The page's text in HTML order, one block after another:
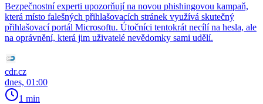
Bezpečnostní experti upozorňují na novou phishingovou kampaň,
která místo falešných přihlašovacích stránek využívá skutečný
přihlašovací portál Microsoftu. Útočníci tentokrát necílí na hesla, ale
na oprávnění, která jim uživatelé nevědomky sami udělí.
cdr.cz
dnes, 01:00
1 min